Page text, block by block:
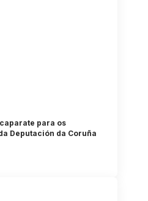
para os
Deputación da Coruña